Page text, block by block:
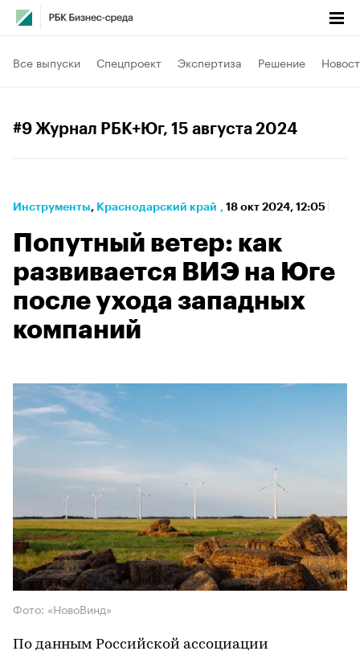
Все выпуски Спецпроект Экспертиза Решение
#9 Журнал РБК+Юг, 15 августа 2024
Инструменты⁠, Краснодарский край , 18 окт 2024, 12:05
Попутный ветер: как
развивается ВИЭ на Юге
после ухода западных
компаний
Фото: «НовоВинд»
По данным Российской ассоциации